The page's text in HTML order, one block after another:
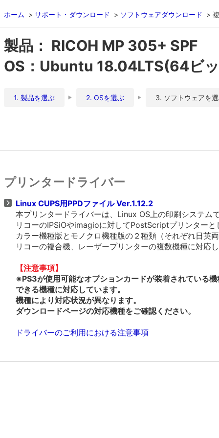
ホーム サポート・ダウンロード ソフトウェアダウンロード
製品： RICOH MP 305+ SPF
OS：Ubuntu 18.04LTS(64ビ
1. 製品を選ぶ 2. OSを選ぶ 3. ソフトウェアを
プリンタードライバー
Linux CUPS用PPDファイル Ver.1.12.2
本プリンタードライバーは、Linux OS上の印刷システ
リコーのIPSiOやimagioに対してPostScriptプリンター
カラー機種版とモノクロ機種版の２種類（それぞれ日英
リコーの複合機、レーザープリンターの複数機種に対応
【注意事項】
※PS3が使用可能なオプションカードが装着されている
できる機種に対応しています。
機種により対応状況が異なります。
ダウンロードページの対応機種をご確認ください。
ドライバーのご利用における注意事項